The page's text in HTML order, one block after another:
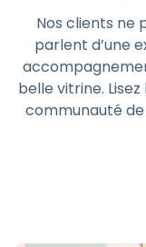
Nos clients ne
parlent d’une
belle vitrine.
communauté